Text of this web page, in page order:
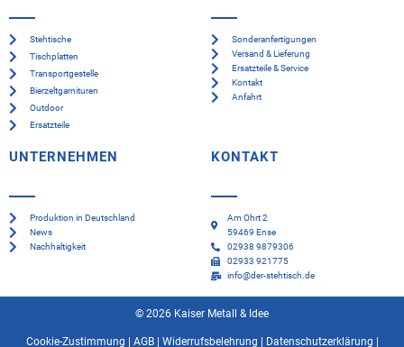
Stehtische
Tischplatten
Transportgestelle
Bierzeltgarnituren
Outdoor
Ersatzteile
Sonderanfertigungen
Versand & Lieferung
Ersatzteile & Service
Kontakt
Anfahrt
UNTERNEHMEN
Produktion in Deutschland
News
Nachhaltigkeit
KONTAKT
Am Ohrt 2
59469 Ense
02938 9879306
02933 921775
info@der-stehtisch.de
© 2026 Kaiser Metall & Idee
Cookie-Zustimmung | AGB| Widerrufsbelehrung | Datenschutzerklärung |